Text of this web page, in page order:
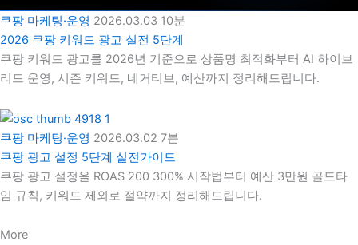
쿠팡 마케팅·운영 2026.03.03 10분
2026 쿠팡 키워드 광고 실전 5단계
쿠팡 키워드 광고를 2026년 기준으로 상품명 최적화부터 AI 하이브
리드 운영, 시즌 키워드, 네거티브, 예산까지 정리해드립니다.
쿠팡 마케팅·운영 2026.03.02 7분
쿠팡 광고 설정 5단계 실전가이드
쿠팡 광고 설정을 ROAS 200 300% 시작법부터 예산 3만원 골드타
임 규칙, 키워드 제외로 절약까지 정리해드립니다.
More